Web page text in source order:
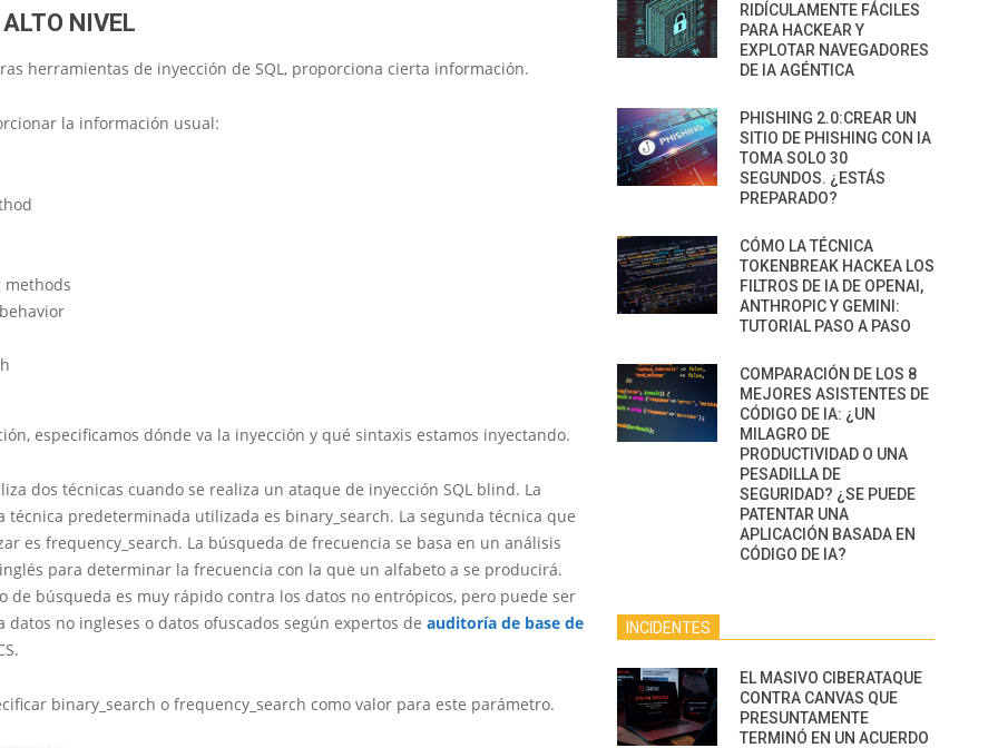
ALTO NIVEL
herramientas de inyección de SQL, proporciona cierta información.
la información usual:
methods
especificamos dónde va la inyección y qué sintaxis estamos inyectando.
dos técnicas cuando se realiza un ataque de inyección SQL blind. La
técnica predeterminada utilizada es binary_search. La segunda técnica que
es frequency_search. La búsqueda de frecuencia se basa en un análisis
para determinar la frecuencia con la que un alfabeto a se producirá.
de búsqueda es muy rápido contra los datos no entrópicos, pero puede ser
datos no ingleses o datos ofuscados según expertos de auditoría de base de
binary_search o frequency_search como valor para este parámetro.
RIDÍCULAMENTE FÁCILES
PARA HACKEAR Y
EXPLOTAR NAVEGADORES
DE IA AGÉNTICA
PHISHING 2.0:CREAR UN
SITIO DE PHISHING CON IA
TOMA SOLO 30
SEGUNDOS. ¿ESTÁS
PREPARADO?
CÓMO LA TÉCNICA
TOKENBREAK HACKEA LOS
FILTROS DE IA DE OPENAI,
ANTHROPIC Y GEMINI:
TUTORIAL PASO A PASO
COMPARACIÓN DE LOS 8
MEJORES ASISTENTES DE
CÓDIGO DE IA: ¿UN
MILAGRO DE
PRODUCTIVIDAD O UNA
PESADILLA DE
SEGURIDAD? ¿SE PUEDE
PATENTAR UNA
APLICACIÓN BASADA EN
CÓDIGO DE IA?
INCIDENTES
EL MASIVO CIBERATAQUE
CONTRA CANVAS QUE
PRESUNTAMENTE
TERMINÓ EN UN ACUERDO